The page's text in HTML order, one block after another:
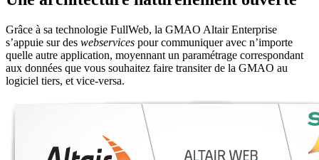
Grâce à sa technologie FullWeb, la GMAO Altair Enterprise
s’appuie sur des webservices pour communiquer avec n’importe
quelle autre application, moyennant un paramétrage correspondant
aux données que vous souhaitez faire transiter de la GMAO au
logiciel tiers, et vice-versa.